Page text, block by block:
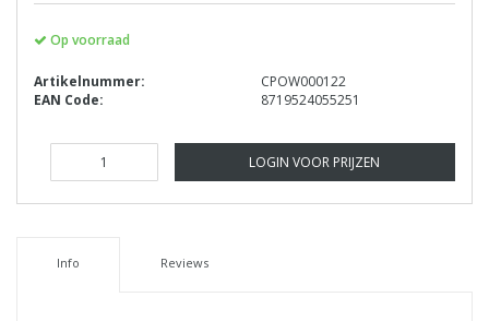
Op voorraad
Artikelnummer:
CPOW000122
EAN Code:
8719524055251
LOGIN VOOR PRIJZEN
Info Reviews